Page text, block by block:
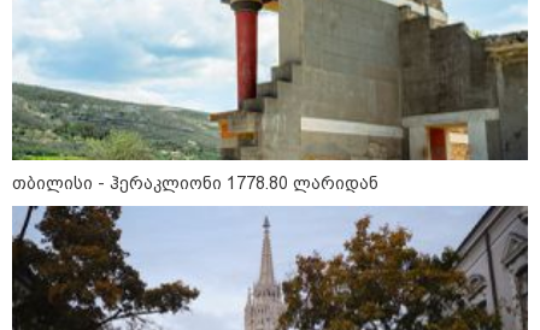
კონფლიქტები
თბილისი - ჰერაკლიონი 1778.80 ლარიდან